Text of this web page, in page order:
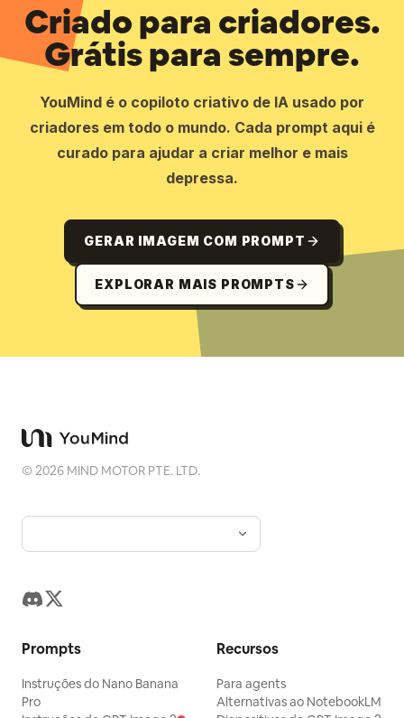
Criado para criadores.
Grátis para sempre.
YouMind é o copiloto criativo de IA usado por
criadores em todo o mundo. Cada prompt aqui é
curado para ajudar a criar melhor e mais
depressa.
GERAR IMAGEM COM PROMPT
EXPLORAR MAIS PROMPTS
©2026 MIND MOTOR PTE. LTD.
Prompts
Instruções do Nano Banana
Pro
Recursos
Para agents
Alternativas ao NotebookLM